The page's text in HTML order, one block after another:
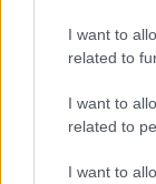
I want to
related to
I want to
related to
I want to
Zdroj: Miroslav